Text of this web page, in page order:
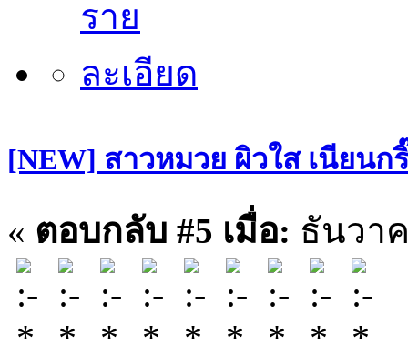
[NEW] สาวหมวย ผิวใส เนียนก
« ตอบกลับ #5 เมื่อ: ธันวา